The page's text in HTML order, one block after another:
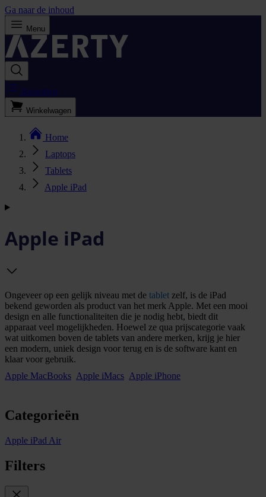
Ga naar de inhoud
Menu
Bestellijst
Winkelwagen
Home
Laptops
Tablets
Apple iPad
Apple iPad
Ongeveer op een gelijk niveau met de tablet zelf, is de iPad
bekend geworden als product van het merk Apple. Met een mooi
design en alle functionaliteiten die je nodig hebt, biedt dit
apparaat veel mogelijkheden. Hoewel ze qua prijscategorie vaak
wat uitkomen boven de tablets van andere merken, krijg je hier
een modern, uniek design voor terug en is de software kant en
klaar voor gebruik.
Apple MacBooks Apple iMacs Apple iPhone
Categorieën
Apple iPad Air
Filters